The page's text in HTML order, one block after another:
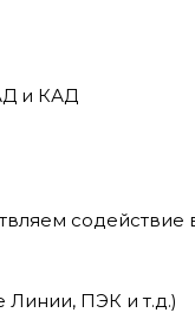
и КАД
содействие
Линии, ПЭК и т.д.)